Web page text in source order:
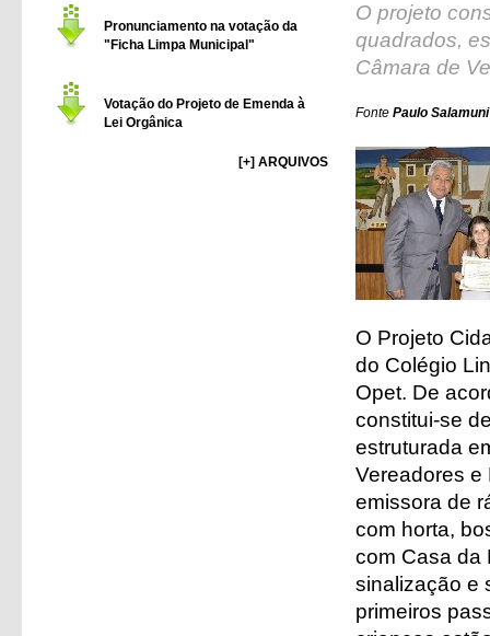
Pronunciamento na votação da
"Ficha Limpa Municipal"
Votação do Projeto de Emenda à
Lei Orgânica
[+] ARQUIVOS
O projeto
quadrados,
Câmara de
Fonte Paulo
O Projeto
do Colégio
Opet. De
constitui-se
estruturada
Vereadores e
emissora de
com horta,
com Casa da
sinalização e
primeiros